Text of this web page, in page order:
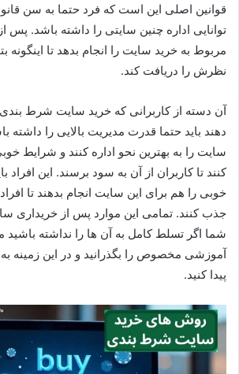
قوانین اصلی این است که فرد حتما به سن
توانایی اداره چنین سایتی را داشته باشد. پس‌
مربوط به خرید سایت را انجام بدهد تا اینگونه
نظرش را دریافت کند.
آن دسته از کاربرانی که خرید سایت شرط
دهند باید حتما قدرت مدیریت بالایی را داشته
سایت را به بهترین نحو اداره کنند و شرایط
کنند تا کاربران از آن به سود برسند. این افراد
خوبی را هم برای این سایت انجام بدهند تا
جذب کنند. تمامی این موارد پس‌ از خریداری
شما اگر تسلط کامل به آن‌ ها را نداشته باشید
آموزشی مخصوص را بگذرانید و در این زمینه
پیدا کنید.